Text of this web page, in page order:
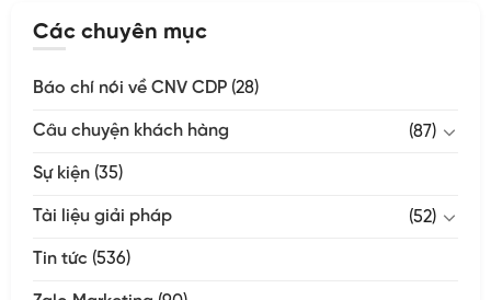
Các chuyên mục
Báo chí nói về CNV CDP(28)
Câu chuyện khách hàng (87)
Sự kiện(35)
Tài liệu giải pháp (52)
Tin tức (536)